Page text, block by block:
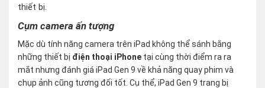
thiết bị.
Cụm camera ấn tượng
Mặc dù tính năng camera trên iPad không thể sánh bằng
những thiết bị điện thoại iPhone tại cùng thời điểm ra ra
mắt nhưng đánh giá iPad Gen 9 về khả năng quay phim và
chụp ảnh cũng tương đối tốt. Cụ thể, iPad Gen 9 trang bị